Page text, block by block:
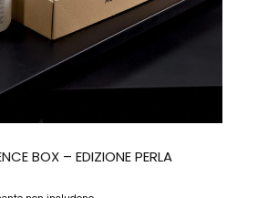
BOX – EDIZIONE PERLA